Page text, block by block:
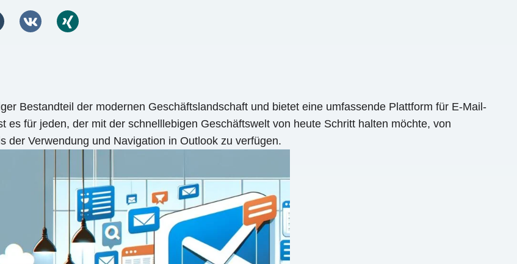
Bestandteil der modernen Geschäftslandschaft und bietet eine umfassende Plattform für E-Mail-
es für jeden, der mit der schnelllebigen Geschäftswelt von heute Schritt halten möchte, von
der Verwendung und Navigation in Outlook zu verfügen.